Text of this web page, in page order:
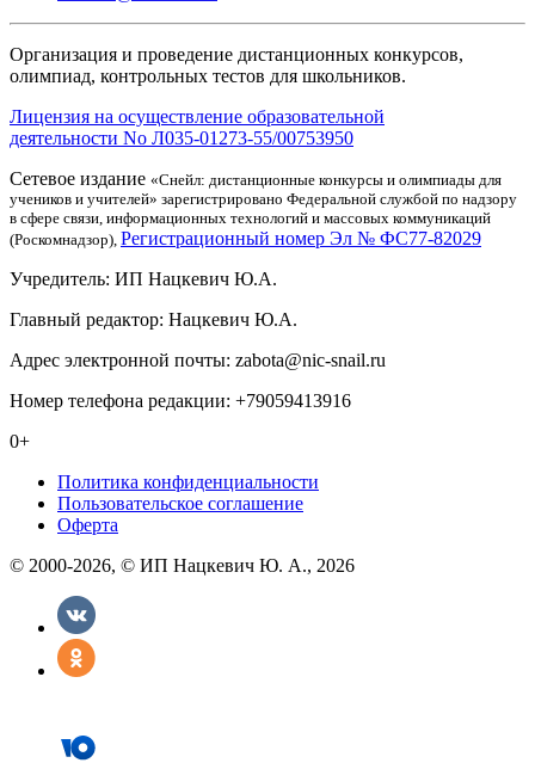
Организация и проведение дистанционных конкурсов,
олимпиад, контрольных тестов для школьников.
Лицензия на осуществление образовательной
деятельности No Л035-01273-55/00753950
Сетевое издание «Снейл: дистанционные конкурсы и олимпиады для
учеников и учителей» зарегистрировано Федеральной службой по надзору
в сфере связи, информационных технологий и массовых коммуникаций
(Роскомнадзор), Регистрационный номер Эл № ФС77-82029
Учредитель: ИП Нацкевич Ю.А.
Главный редактор: Нацкевич Ю.А.
Адрес электронной почты: zabota@nic-snail.ru
Номер телефона редакции: +79059413916
0+
Политика конфиденциальности
Пользовательское соглашение
Оферта
© 2000-2026, © ИП Нацкевич Ю. А., 2026